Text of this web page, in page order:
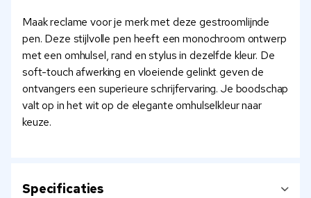
Maak reclame voor je merk met deze gestroomlijnde
pen. Deze stijlvolle pen heeft een monochroom ontwerp
met een omhulsel, rand en stylus in dezelfde kleur. De
soft-touch afwerking en vloeiende gelinkt geven de
ontvangers een superieure schrijfervaring. Je boodschap
valt op in het wit op de elegante omhulselkleur naar
keuze.
Specificaties